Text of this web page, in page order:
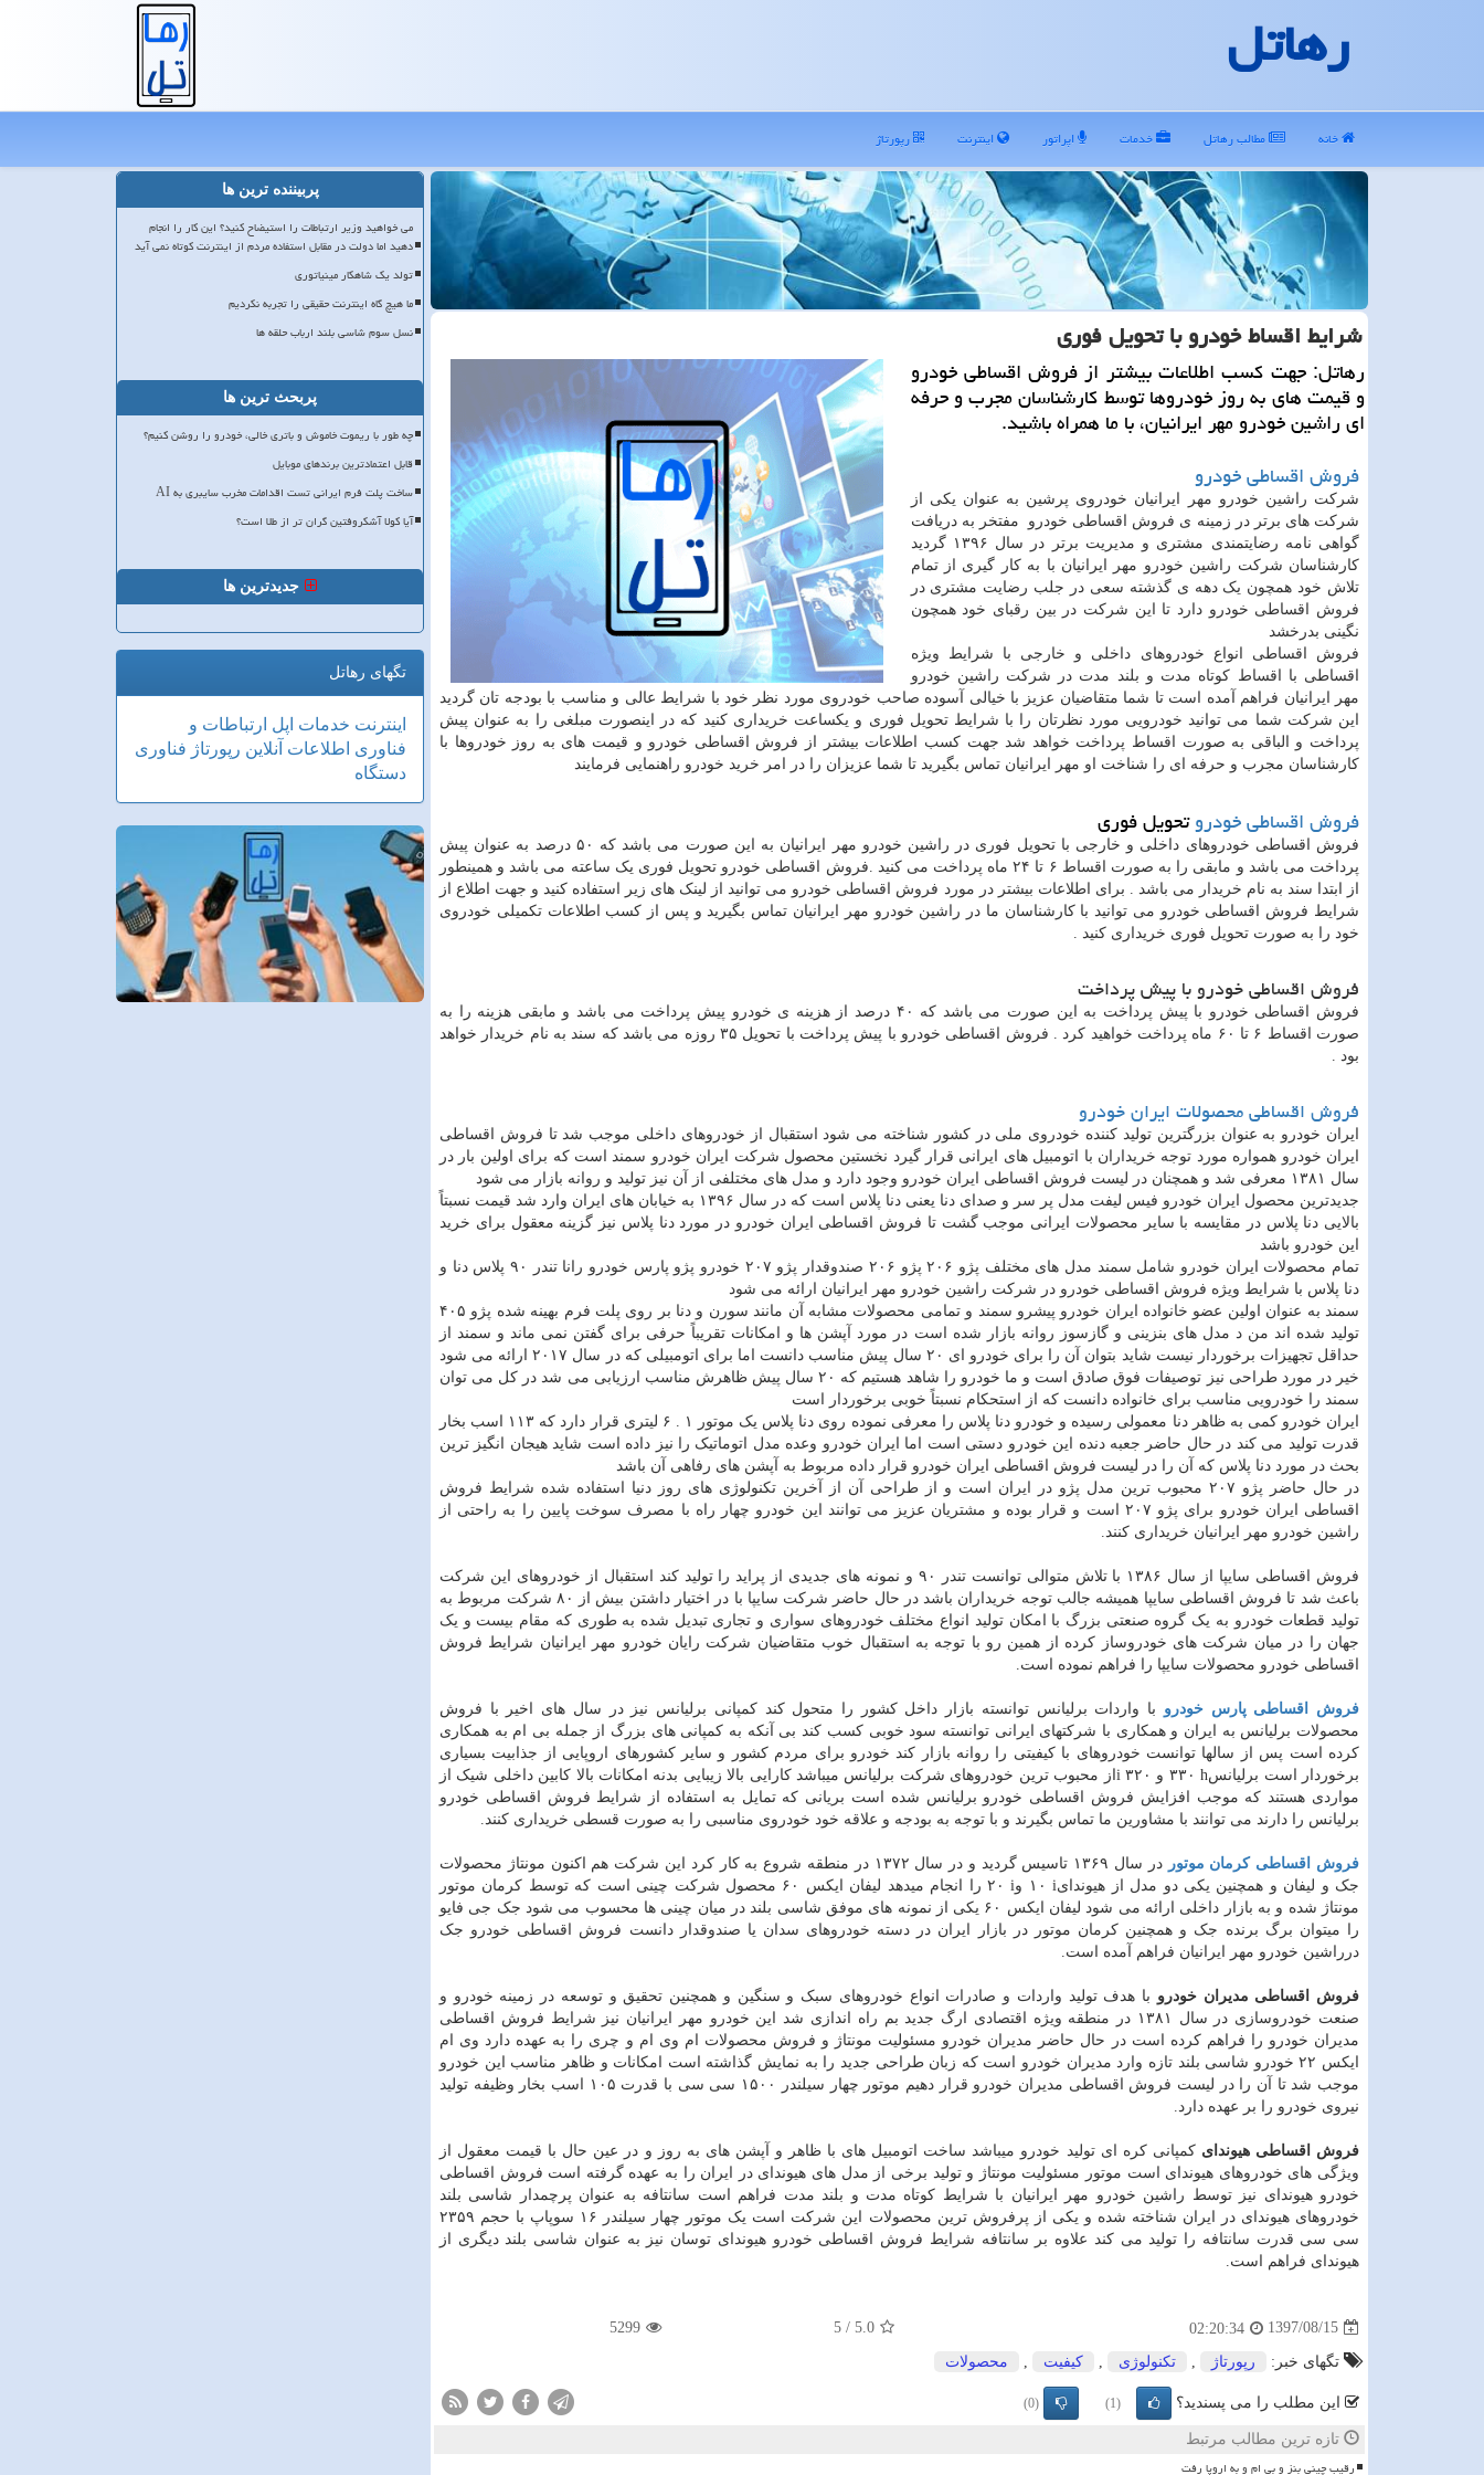
رهاتل
خانه مطالب رهاتل خدمات اپراتور اینترنت رپورتاژ
شرایط اقساط خودرو با تحویل فوری
رهاتل: جهت كسب اطلاعات بیشتر از فروش اقساطی خودرو
و قیمت های به روز خودروها توسط كارشناسان مجرب و حرفه
ای راشین خودرو مهر ایرانیان، با ما همراه باشید.
فروش اقساطی خودرو
شرکت راشین خودرو مهر ایرانیان خودروی پرشین به عنوان یکی از
شرکت های برتر در زمینه ی فروش اقساطی خودرو مفتخر به دریافت
گواهی نامه رضایتمندی مشتری و مدیریت برتر در سال ۱۳۹۶ گردید
کارشناسان شرکت راشین خودرو مهر ایرانیان با به کار گیری از تمام
تلاش خود همچون یک دهه ی گذشته سعی در جلب رضایت مشتری در
فروش اقساطی خودرو دارد تا این شرکت در بین رقبای خود همچون
نگینی بدرخشد
فروش اقساطی انواع خودروهای داخلی و خارجی با شرایط ویژه
اقساطی با اقساط کوتاه مدت و بلند مدت در شرکت راشین خودرو
مهر ایرانیان فراهم آمده است تا شما متقاضیان عزیز با خیالی آسوده صاحب خودروی مورد نظر خود با شرایط عالی و مناسب با بودجه تان گردید
این شرکت شما می توانید خودرویی مورد نظرتان را با شرایط تحویل فوری و یکساعت خریداری کنید که در اینصورت مبلغی را به عنوان پیش
پرداخت و الباقی به صورت اقساط پرداخت خواهد شد جهت کسب اطلاعات بیشتر از فروش اقساطی خودرو و قیمت های به روز خودروها با
کارشناسان مجرب و حرفه ای را شناخت او مهر ایرانیان تماس بگیرید تا شما عزیزان را در امر خرید خودرو راهنمایی فرمایند
فروش اقساطی خودروتحویل فوری
فروش اقساطی خودروهای داخلی و خارجی با تحویل فوری در راشین خودرو مهر ایرانیان به این صورت می باشد که ۵۰ درصد به عنوان پیش
پرداخت می باشد و مابقی را به صورت اقساط ۶ تا ۲۴ ماه پرداخت می کنید
فروش اقساطی خودرو تحویل فوری یک ساعته می باشد و همینطور
از ابتدا سند به نام خریدار می باشد . برای اطلاعات بیشتر در مورد فروش اقساطی خودرو می توانید از لینک های زیر استفاده کنید و جهت اطلاع از
شرایط فروش اقساطی خودرو می توانید با کارشناسان ما در راشین خودرو مهر ایرانیان تماس بگیرید و پس از کسب اطلاعات تکمیلی خودروی
خود را به صورت تحویل فوری خریداری کنید .
فروش اقساطی خودرو با پیش پرداخت
فروش اقساطی خودرو با پیش پرداخت به این صورت می باشد که ۴۰ درصد از هزینه ی خودرو پیش پرداخت می باشد و مابقی هزینه را به
صورت اقساط ۶ تا ۶۰ ماه پرداخت خواهید کرد . فروش اقساطی خودرو با پیش پرداخت با تحویل ۳۵ روزه می باشد که سند به نام خریدار خواهد
بود .
فروش اقساطی محصولات ایران خودرو
ایران خودرو به عنوان بزرگترین تولید کننده خودروی ملی در کشور شناخته می شود استقبال از خودروهای داخلی موجب شد تا فروش اقساطی
ایران خودرو همواره مورد توجه خریداران با اتومبیل های ایرانی قرار گیرد نخستین محصول شرکت ایران خودرو سمند است که برای اولین بار در
سال ۱۳۸۱ معرفی شد و همچنان در لیست فروش اقساطی ایران خودرو وجود دارد و مدل های مختلفی از آن نیز تولید و روانه بازار می شود
جدیدترین محصول ایران خودرو فیس لیفت مدل پر سر و صدای دنا یعنی دنا پلاس است که در سال ۱۳۹۶ به خیابان های ایران وارد شد قیمت نسبتاً
بالایی دنا پلاس در مقایسه با سایر محصولات ایرانی موجب گشت تا فروش اقساطی ایران خودرو در مورد دنا پلاس نیز گزینه معقول برای خرید
این خودرو باشد
تمام محصولات ایران خودرو شامل سمند مدل های مختلف پژو ۲۰۶ پژو ۲۰۶ صندوقدار پژو ۲۰۷ خودرو پژو پارس خودرو رانا تندر ۹۰ پلاس دنا و
دنا پلاس با شرایط ویژه فروش اقساطی خودرو در شرکت راشین خودرو مهر ایرانیان ارائه می شود
سمند به عنوان اولین عضو خانواده ایران خودرو پیشرو سمند و تمامی محصولات مشابه آن مانند سورن و دنا بر روی پلت فرم بهینه شده پژو ۴۰۵
تولید شده اند من د مدل های بنزینی و گازسوز روانه بازار شده است در مورد آپشن ها و امکانات تقریباً حرفی برای گفتن نمی ماند و سمند از
حداقل تجهیزات برخوردار نیست شاید بتوان آن را برای خودرو ای ۲۰ سال پیش مناسب دانست اما برای اتومبیلی که در سال ۲۰۱۷ ارائه می شود
خیر در مورد طراحی نیز توصیفات فوق صادق است و ما خودرو را شاهد هستیم که ۲۰ سال پیش ظاهرش مناسب ارزیابی می شد در کل می توان
سمند را خودرویی مناسب برای خانواده دانست که از استحکام نسبتاً خوبی برخوردار است
ایران خودرو کمی به ظاهر دنا معمولی رسیده و خودرو دنا پلاس را معرفی نموده روی دنا پلاس یک موتور ۱ . ۶ لیتری قرار دارد که ۱۱۳ اسب بخار
قدرت تولید می کند در حال حاضر جعبه دنده این خودرو دستی است اما ایران خودرو وعده مدل اتوماتیک را نیز داده است شاید هیجان انگیز ترین
بحث در مورد دنا پلاس که آن را در لیست فروش اقساطی ایران خودرو قرار داده مربوط به آپشن های رفاهی آن باشد
در حال حاضر پژو ۲۰۷ محبوب ترین مدل پژو در ایران است و از طراحی آن از آخرین تکنولوژی های روز دنیا استفاده شده شرایط فروش
اقساطی ایران خودرو برای پژو ۲۰۷ است و قرار بوده و مشتریان عزیز می توانند این خودرو چهار راه با مصرف سوخت پایین را به راحتی از
راشین خودرو مهر ایرانیان خریداری کنند.
فروش اقساطی سایپا از سال ۱۳۸۶ با تلاش متوالی توانست تندر ۹۰ و نمونه های جدیدی از پراید را تولید کند استقبال از خودروهای این شرکت
باعث شد تا فروش اقساطی سایپا همیشه جالب توجه خریداران باشد در حال حاضر شرکت سایپا با در اختیار داشتن بیش از ۸۰ شرکت مربوط به
تولید قطعات خودرو به یک گروه صنعتی بزرگ با امکان تولید انواع مختلف خودروهای سواری و تجاری تبدیل شده به طوری که مقام بیست و یک
جهان را در میان شرکت های خودروساز کرده از همین رو با توجه به استقبال خوب متقاضیان شرکت رایان خودرو مهر ایرانیان شرایط فروش
اقساطی خودرو محصولات سایپا را فراهم نموده است.
فروش اقساطی پارس خودرو با واردات برلیانس توانسته بازار داخل کشور را متحول کند کمپانی برلیانس نیز در سال های اخیر با فروش
محصولات برلیانس به ایران و همکاری با شرکتهای ایرانی توانسته سود خوبی کسب کند بی آنکه به کمپانی های بزرگ از جمله بی ام به همکاری
کرده است پس از سالها توانست خودروهای با کیفیتی را روانه بازار کند خودرو برای مردم کشور و سایر کشورهای اروپایی از جذابیت بسیاری
برخوردار است برلیانسh ۳۳۰ و ۳۲۰ i از محبوب ترین خودروهای شرکت برلیانس میباشد کارایی بالا زیبایی بدنه امکانات بالا کابین داخلی شیک از
مواردی هستند که موجب افزایش فروش اقساطی خودرو برلیانس شده است بریانی که تمایل به استفاده از شرایط فروش اقساطی خودرو
برلیانس را دارند می توانند با مشاورین ما تماس بگیرند و با توجه به بودجه و علاقه خود خودروی مناسبی را به صورت قسطی خریداری کنند.
فروش اقساطی کرمان موتور
در سال ۱۳۶۹ تاسیس گردید و در سال ۱۳۷۲ در منطقه شروع به کار کرد این شرکت هم اکنون مونتاژ محصولات
جک و لیفان و همچنین یکی دو مدل از هیوندایi ۱۰ و i
۲۰ را انجام میدهد لیفان ایکس ۶۰ محصول شرکت چینی است که توسط کرمان موتور
مونتاژ شده و به بازار داخلی ارائه می شود لیفان ایکس ۶۰ یکی از نمونه های موفق شاسی بلند در میان چینی ها محسوب می شود جک جی فایو
را میتوان برگ برنده جک و همچنین کرمان موتور در بازار ایران در دسته خودروهای سدان یا صندوقدار دانست فروش اقساطی خودرو جک
درراشین خودرو مهر ایرانیان فراهم آمده است.
فروش اقساطی مدیران خودرو با هدف تولید واردات و صادرات انواع خودروهای سبک و سنگین و همچنین تحقیق و توسعه در زمینه خودرو و
صنعت خودروسازی در سال ۱۳۸۱ در منطقه ویژه اقتصادی ارگ جدید بم راه اندازی شد این خودرو مهر ایرانیان نیز شرایط فروش اقساطی
مدیران خودرو را فراهم کرده است در حال حاضر مدیران خودرو مسئولیت مونتاژ و فروش محصولات ام وی ام و چری را به عهده دارد وی ام
ایکس ۲۲ خودرو شاسی بلند تازه وارد مدیران خودرو است که زبان طراحی جدید را به نمایش گذاشته است امکانات و ظاهر مناسب این خودرو
موجب شد تا آن را در لیست فروش اقساطی مدیران خودرو قرار دهیم موتور چهار سیلندر ۱۵۰۰ سی سی با قدرت ۱۰۵ اسب بخار وظیفه تولید
نیروی خودرو را بر عهده دارد.
فروش اقساطی هیوندای کمپانی کره ای تولید خودرو میباشد ساخت اتومبیل های با ظاهر و آپشن های به روز و در عین حال با قیمت معقول از
ویژگی های خودروهای هیوندای است موتور مسئولیت مونتاژ و تولید برخی از مدل های هیوندای در ایران را به عهده گرفته است فروش اقساطی
خودرو هیوندای نیز توسط راشین خودرو مهر ایرانیان با شرایط کوتاه مدت و بلند مدت فراهم است سانتافه به عنوان پرچمدار شاسی بلند
خودروهای هیوندای در ایران شناخته شده و یکی از پرفروش ترین محصولات این شرکت است یک موتور چهار سیلندر ۱۶ سوپاپ با حجم ۲۳۵۹
سی سی قدرت سانتافه را تولید می کند علاوه بر سانتافه شرایط فروش اقساطی خودرو هیوندای توسان نیز به عنوان شاسی بلند دیگری از
هیوندای فراهم است.
1397/08/15
02:20:34
5.0
/
5
5299
تگهای خبر: رپورتاژ تكنولوژی كیفیت محصولات
این مطلب را می پسندید؟ (1)
(0)
تازه ترین مطالب مرتبط
رقیب چینی بنز و بی ام و به اروپا رفت
پربیننده ترین ها
می خواهید وزیر ارتباطات را استیضاح کنید؟ این کار را انجام
دهید اما دولت در مقابل استفاده مردم از اینترنت کوتاه نمی آید
تولد یک شاهکار مینیاتوری
ما هیچ گاه اینترنت حقیقی را تجربه نکردیم
نسل سوم شاسی بلند ارباب حلقه ها
پربحث ترین ها
چه طور با ریموت خاموش و باتری خالی، خودرو را روشن کنیم؟
قابل اعتمادترین برندهای موبایل
ساخت پلت فرم ایرانی تست اقدامات مخرب سایبری به AI
آیا کولا آشکروفتین گران تر از طلا است؟
جدیدترین ها
تگهای رهاتل
اینترنت خدمات اپل ارتباطات و
فناوری اطلاعات آنلاین رپورتاژ فناوری
دستگاه